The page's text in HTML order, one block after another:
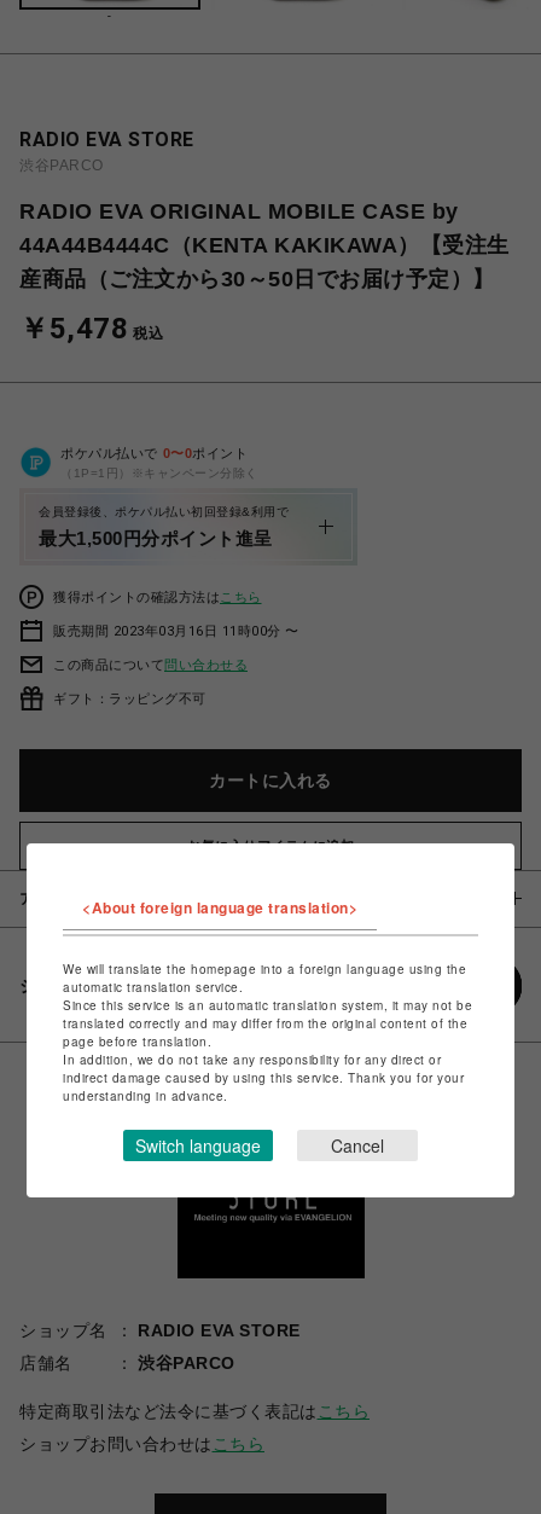
-
RADIO EVA STORE
渋谷PARCO
RADIO EVA ORIGINAL MOBILE CASE by
44A44B4444C（KENTA KAKIKAWA）【受注生
産商品（ご注文から30～50日でお届け予定）】
￥5,478 税込
ポケパル払いで 0〜0ポイント
（1P=1円）※キャンペーン分除く
会員登録後、ポケパル払い初回登録&利用で
最大1,500円分ポイント進呈
獲得ポイントの確認方法は こちら
販売期間 2023年03月16日 11時00分 〜
この商品について問い合わせる
ギフト：ラッピング不可
カートに入れる
お気に入りアイテムに追加
アイテム説明 / 素材
シェアする
ショップ名
RADIO EVA STORE
店舗名
渋谷PARCO
特定商取引法など法令に基づく表記は こちら
ショップお問い合わせは こちら
<About foreign language translation>
We will translate the homepage into a foreign language using the
automatic translation service.
Since this service is an automatic translation system, it may not be
translated correctly and may differ from the original content of the
page before translation.
In addition, we do not take any responsibility for any direct or
indirect damage caused by using this service. Thank you for your
understanding in advance.
Switch language Cancel